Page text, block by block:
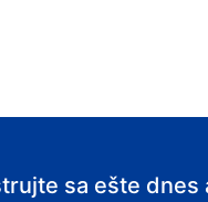
hostí
sa ešte dnes